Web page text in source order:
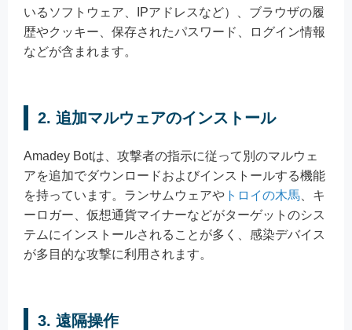
いるソフトウェア、IPアドレスなど）、ブラウザの履
歴やクッキー、保存されたパスワード、ログイン情報
などが含まれます。
2. 追加マルウェアのインストール
Amadey Botは、攻撃者の指示に従って別のマルウェ
アを追加でダウンロードおよびインストールする機能
を持っています。ランサムウェアや トロイの木馬 、キ
ーロガー、仮想通貨マイナーなどがターゲットのシス
テムにインストールされることが多く、感染デバイス
が多目的な攻撃に利用されます。
3. 遠隔操作